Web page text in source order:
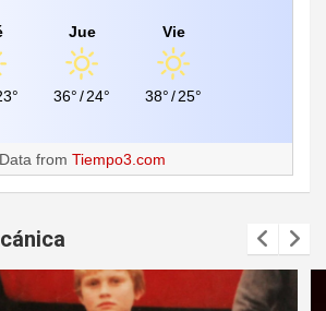
Jue
36°/24°
Vie
38°/25°
Data from Tiempo3.com